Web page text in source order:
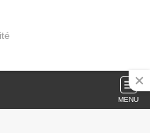
MENU